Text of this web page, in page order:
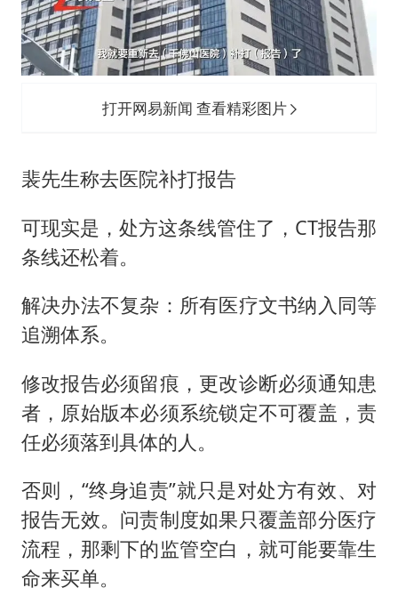
打开网易新闻 查看精彩图片
裴先生称去医院补打报告
可现实是，处方这条线管住了，CT报告那
条线还松着。
解决办法不复杂：所有医疗文书纳入同等
追溯体系。
修改报告必须留痕，更改诊断必须通知患
者，原始版本必须系统锁定不可覆盖，责
任必须落到具体的人。
否则，“终身追责”就只是对处方有效、对
报告无效。问责制度如果只覆盖部分医疗
流程，那剩下的监管空白，就可能要靠生
命来买单。